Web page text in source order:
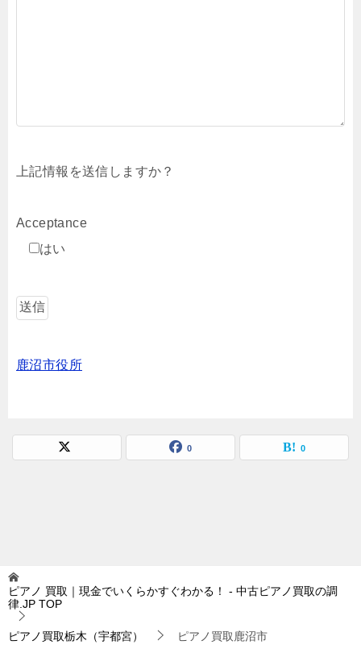
上記情報を送信しますか？
Acceptance
はい
鹿沼市役所
0 0
ピアノ 買取｜現金でいくらかすぐわかる！ - 中古ピアノ買取の調
律.JP TOP
ピアノ買取栃木（宇都宮） ピアノ買取鹿沼市